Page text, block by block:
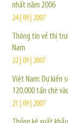
nhất năm 2006
24 | 09 | 2007
Thông tin về thị
Nam
22 | 09 | 2007
Việt Nam: Dự kiến
120.000 tấn chè
21 | 09 | 2007